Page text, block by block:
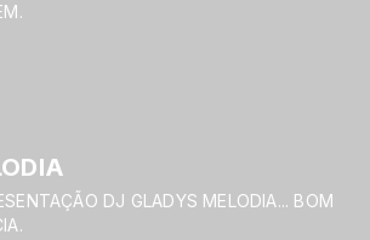
DJ GLADYS MELODIA... BOM